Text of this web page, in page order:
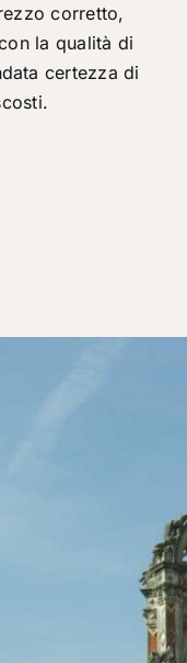
corretto,
la qualità di
certezza di